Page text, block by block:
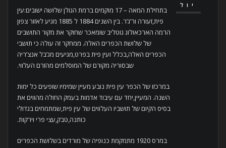
יול
בתחילת המאה – 17 מוקמים ברמת הגולן שלושה ישובים:עין
פית,זעורה ור’ג’ר. בין השנים 1884 ל 1885 מגיע לאזור צפון
הרמה הארכאולוג גוטליב שומאכר שחוקר את מקור התושבים
של שלושת הכפרים האלה. ממחקר זה עולה כי תושבי
הכפרים האלה,בכלל ועין פית בפרט,מגיעים מג’בל אנצ’ריה
שבסוריה מקורם של המוסלמים מהזרם העלווי.
במרכזו של הכפר עין פית נובע מעיין שמימיו שופעים כל ימות
השנה. המעיין,יחד עם עיבוד אדמות בעמק החולה מהווים את
בסיס הקיום של תושביו העלווים של עין פית,שמתמחים בגדולי
כותנה,טבק,עצי פרי וירקות.
במרס 1920 מתמקמת כנופיה של מורדים בשלושת הכפרים